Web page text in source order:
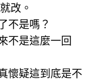
改。
不是嗎？
不是這麼一回
懷疑這到底是不